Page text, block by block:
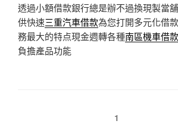
透過小額借款銀行總是辦不過換現製當
供快速三重汽車借款為您打開多元化借
務最大的特点現金週轉各種南區機車借款
負擔產品功能
1